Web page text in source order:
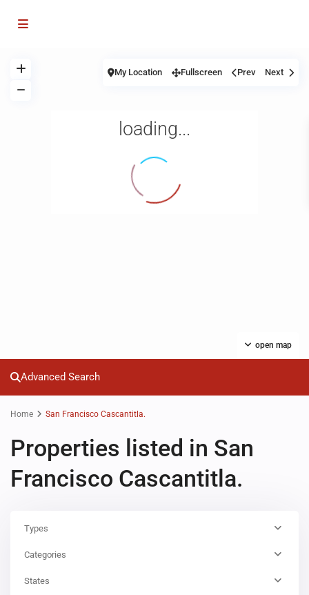
loading...
open map
My Location Fullscreen Prev Next
Advanced Search
Home San Francisco Cascantitla.
Properties listed in San
Francisco Cascantitla.
Types
Categories
States